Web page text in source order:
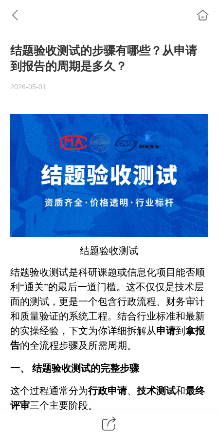
结题验收测试的步骤有哪些？从申请
到报告的周期是多久？
2026-05-01
结题验收测试
结题验收测试是科研课题或信息化项目能否顺
利“通关”的最后一道门槛。这不仅仅是技术层
面的测试，更是一个包含行政流程、财务审计
和质量验证的系统工程。 结合行业标准和最新
的实操经验，下文为你详细拆解从申请到 拿报
告的全流程步骤及所需周期。
一、 结题验收测试的完整步骤
这个过程通常分为行政申请、 技术测试和最终
评审三个主要阶段。
第一阶段：行政申请与准备（启动期）